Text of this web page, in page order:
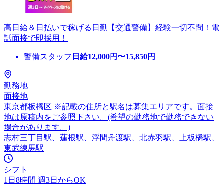
高日給＆日払いで稼げる日勤【交通警備】経験一切不問！電
話面接で即採用！
警備スタッフ 日給12,000円〜15,850円
勤務地
面接地
東京都板橋区 ※記載の住所と駅名は募集エリアです。面接
地は原稿内をご参照下さい。(希望の勤務地で勤務できない
場合があります。)
志村三丁目駅、蓮根駅、浮間舟渡駅、北赤羽駅、上板橋駅、
東武練馬駅
シフト
1日8時間 週3日からOK